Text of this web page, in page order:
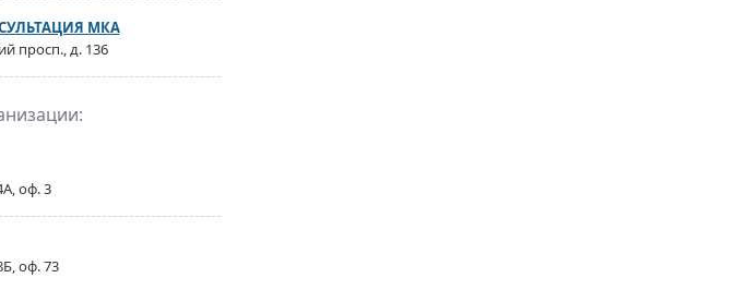
МКА
просп., д. 136
оф. 3
оф. 73